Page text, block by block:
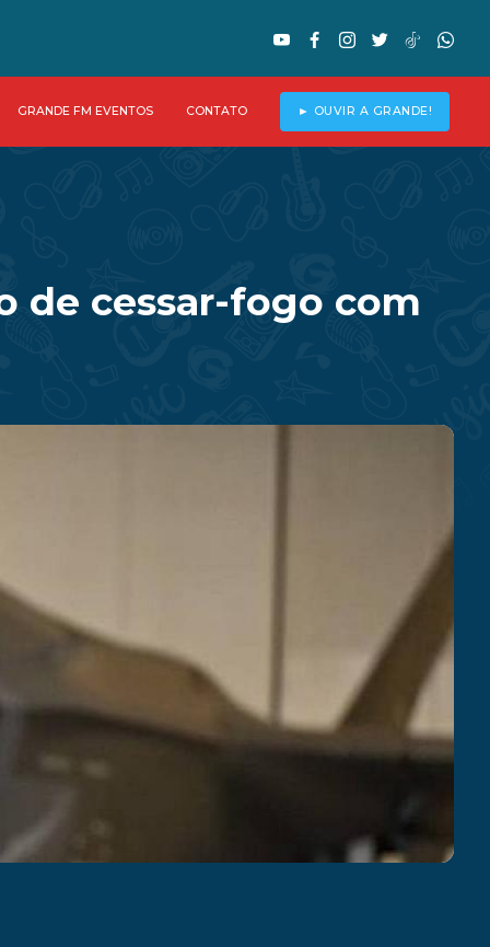
GRANDE FM EVENTOS CONTATO ► OUVIR A GRANDE!
de cessar-fogo com